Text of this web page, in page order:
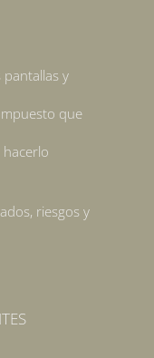
y
que
riesgos y